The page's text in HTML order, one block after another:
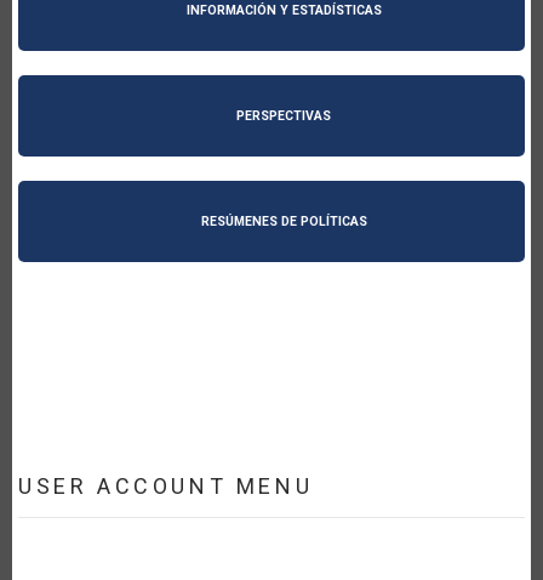
INFORMACIÓN Y ESTADÍSTICAS
PERSPECTIVAS
RESÚMENES DE POLÍTICAS
USER ACCOUNT MENU